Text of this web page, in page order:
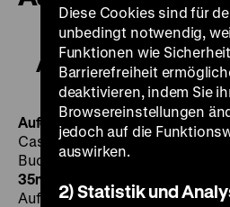
Auferstehung
AuferstehungBRD/I/F 1958, R:
Castellani, Juliane Kay, K: Franz
Buchholz, Myriam Bru, Edith
35mm
Aufwändige, prestigeträchtige
Diese Cookies sind für
unbedingt notwendig,
Funktionen wie
Barrierefreiheit
deaktivieren, indem Sie
Browsereinstellungen
jedoch auf die
auswirken.
2) Statistik und